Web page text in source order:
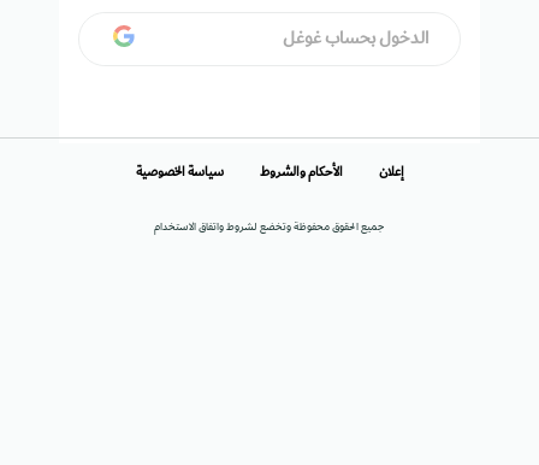
الدخول بحساب غوغل
جميع الحقوق محفوظة وتخضع لشروط واتفاق الاستخدام
إعلان الأحكام والشروط سياسة الخصوصية